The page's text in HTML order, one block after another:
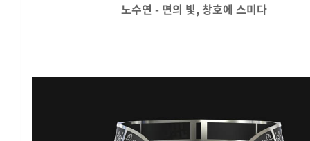
노수연 - 면의 빛, 창호에 스미다